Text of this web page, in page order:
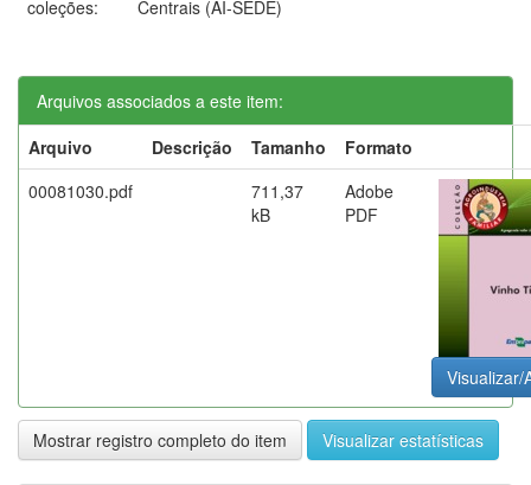
coleções:
Centrais (AI-SEDE)
Arquivos associados a este item:
Arquivo
Descrição Tamanho
Formato
00081030.pdf
711,37
kB
Adobe
PDF
Visualizar/
Mostrar registro completo do item Visualizar estatísticas